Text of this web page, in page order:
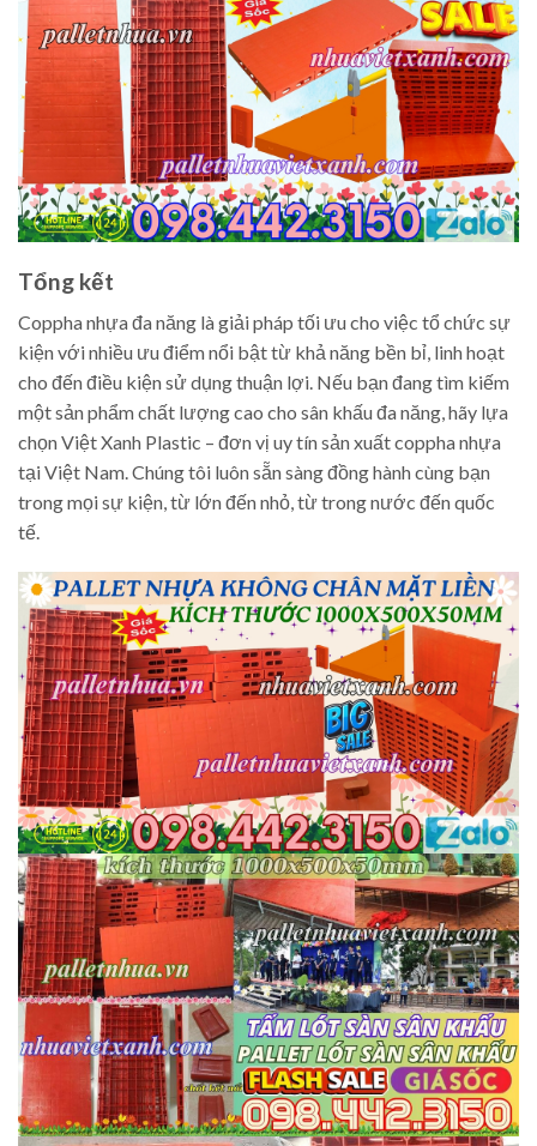
Tổng kết
Coppha nhựa đa năng là giải pháp tối ưu cho việc tổ chức sự
kiện với nhiều ưu điểm nổi bật từ khả năng bền bỉ, linh hoạt
cho đến điều kiện sử dụng thuận lợi. Nếu bạn đang tìm kiếm
một sản phẩm chất lượng cao cho sân khấu đa năng, hãy lựa
chọn Việt Xanh Plastic – đơn vị uy tín sản xuất coppha nhựa
tại Việt Nam. Chúng tôi luôn sẵn sàng đồng hành cùng bạn
trong mọi sự kiện, từ lớn đến nhỏ, từ trong nước đến quốc
tế.